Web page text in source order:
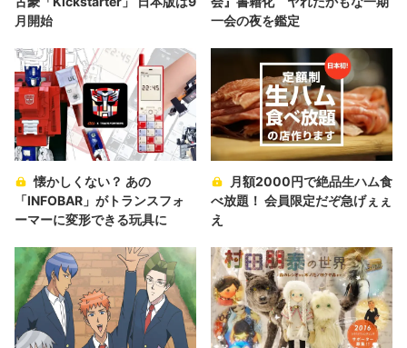
月開始
一会の夜を鑑定
懐かしくない？ あの
「INFOBAR」がトランスフォ
ーマーに変形できる玩具に
月額2000円で絶品生ハム食
べ放題！ 会員限定だぞ急げぇぇ
え